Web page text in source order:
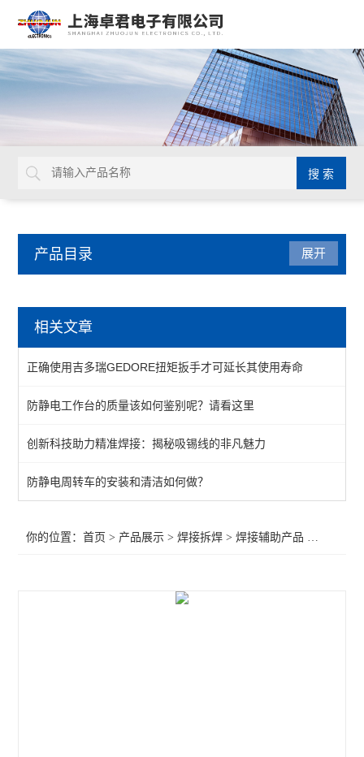
产品目录
吸锡线
QUICK吸烟仪
恒温热风机
返修产品
电焊台
展开
相关文章
正确使用吉多瑞GEDORE扭矩扳手才可延长其使用寿命
防静电工作台的质量该如何鉴别呢？请看这里
创新科技助力精准焊接：揭秘吸锡线的非凡魅力
防静电周转车的安装和清洁如何做？
你的位置：首页 > 产品展示 >焊接拆焊 >焊接辅助产品